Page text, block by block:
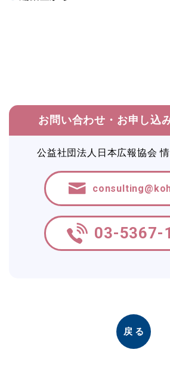
お問い合わせ・お申し込
公益社団法人日本広報協会
03-5367-
戻る